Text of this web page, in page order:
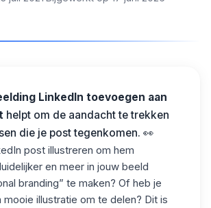
LinkedIn toevoegen aan
helpt om de aandacht te trekken
die je post tegenkomen. 👀
post illustreren om hem
en meer in jouw beeld
branding” te maken? Of heb je
illustratie om te delen? Dit is